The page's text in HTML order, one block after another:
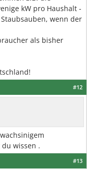
kW pro Haushalt -
wenn der
als bisher
#12
wissen .
#13